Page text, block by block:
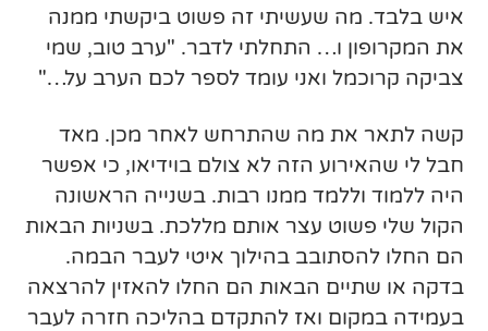
איש בלבד. מה שעשיתי זה פשוט ביקשתי ממנה
את המקרופון ו… התחלתי לדבר. "ערב טוב, שמי
צביקה קרוכמל ואני עומד לספר לכם הערב על…"
קשה לתאר את מה שהתרחש לאחר מכן. מאד
חבל לי שהאירוע הזה לא צולם בוידיאו, כי אפשר
היה ללמוד וללמד ממנו רבות. בשנייה הראשונה
הקול שלי פשוט עצר אותם מללכת. בשניות הבאות
הם החלו להסתובב בהילוך איטי לעבר הבמה.
בדקה או שתיים הבאות הם החלו להאזין להרצאה
בעמידה במקום ואז להתקדם בהליכה חזרה לעבר